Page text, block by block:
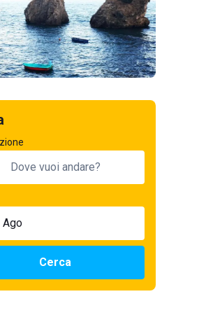
Ago
Cerca